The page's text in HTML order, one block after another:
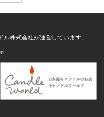
株式会社が運営しています。